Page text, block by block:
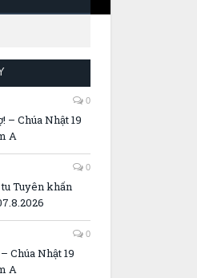
0
– Chúa Nhật 19
A
0
Tuyên khấn
0
Chúa Nhật 19
A